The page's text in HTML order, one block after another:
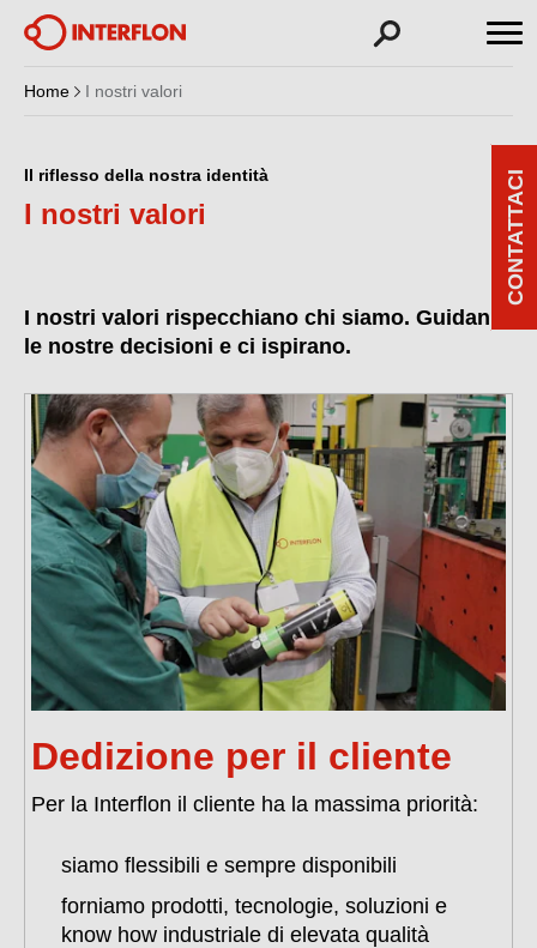
Home I nostri valori
Il riflesso della nostra identità
I nostri valori
I nostri valori rispecchiano chi siamo. Guidano
le nostre decisioni e ci ispirano.
Dedizione per il cliente
Per la Interflon il cliente ha la massima priorità:
siamo flessibili e sempre disponibili
forniamo prodotti, tecnologie, soluzioni e
know how industriale di elevata qualità
CONTATTACI